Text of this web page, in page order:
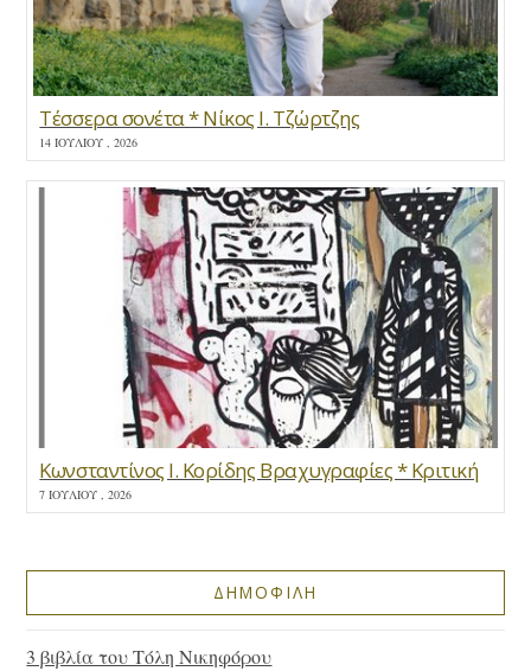
Τέσσερα σονέτα * Νίκος Ι. Τζώρτζης
14 ΙΟΥΛΊΟΥ , 2026
Κωνσταντίνος Ι. Κορίδης Βραχυγραφίες * Κριτική
7 ΙΟΥΛΊΟΥ , 2026
ΔΗΜΟΦΙΛΗ
3 βιβλία του Τόλη Νικηφόρου